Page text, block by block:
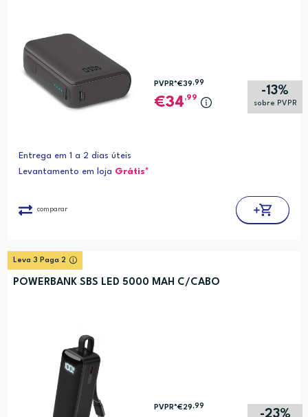
-13%
sobre PVPR
PVPR*€39 ,99
34,99
Entrega em 1 a 2 dias úteis
Levantamento em loja Grátis*
comparar
Leva 3 Paga 2
POWERBANK SBS LED 5000 MAH C/CABO
-23%
PVPR*€29,99